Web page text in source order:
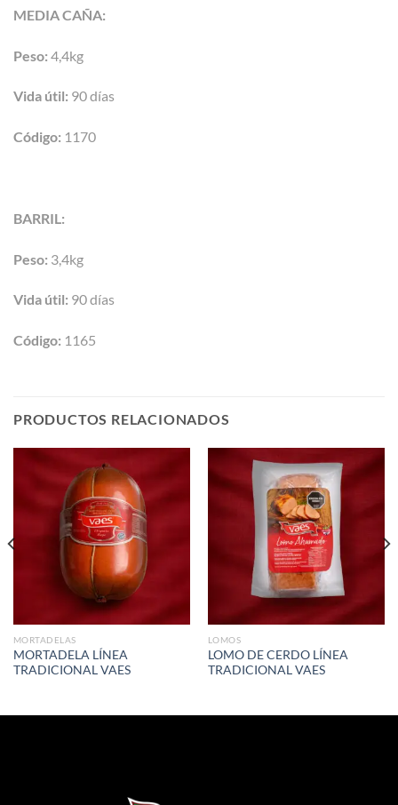
MEDIA CAÑA:
Peso: 4,4kg
Vida útil: 90 días
Código: 1170
BARRIL:
Peso: 3,4kg
Vida útil: 90 días
Código: 1165
PRODUCTOS RELACIONADOS
MORTADELAS
MORTADELA LÍNEA
TRADICIONAL VAES
LOMOS
LOMO DE CERDO LÍNEA
TRADICIONAL VAES